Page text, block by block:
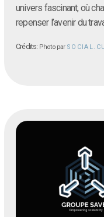
univers fascinant, où
repenser l’avenir du
Crédits: Photo par S O C I A L . C